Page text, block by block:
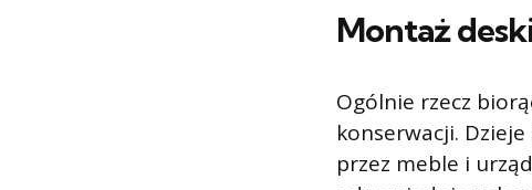
Montaż
Ogólnie rzecz
konserwacji.
przez meble i